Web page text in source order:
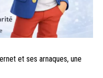
et ses arnaques, une